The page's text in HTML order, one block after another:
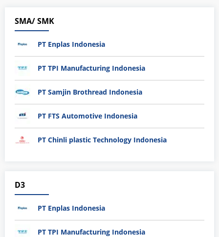
SMA/ SMK
PT Enplas Indonesia
PT TPI Manufacturing Indonesia
PT Samjin Brothread Indonesia
PT FTS Automotive Indonesia
PT Chinli plastic Technology Indonesia
D3
PT Enplas Indonesia
PT TPI Manufacturing Indonesia